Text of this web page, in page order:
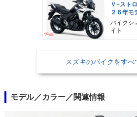
Ｖ−スト
２６年
気筒エ
ヘッドラ
バイク
イト
スズキのバイクをすべ
モデル／カラー／関連情報